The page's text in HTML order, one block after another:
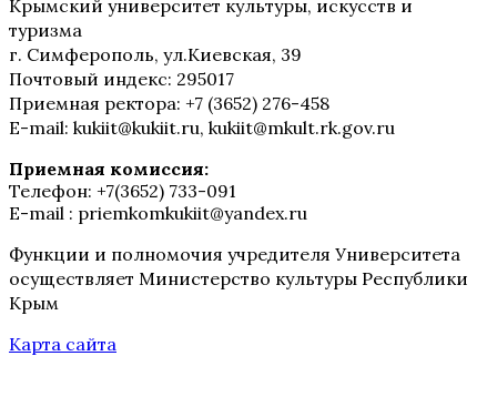
Крымский университет культуры, искусств и
туризма
г. Симферополь, ул.Киевская, 39
Почтовый индекс: 295017
Приемная ректора: +7 (3652) 276-458
E-mail: kukiit@kukiit.ru, kukiit@mkult.rk.gov.ru
Приемная комиссия:
Телефон: +7(3652) 733-091
E-mail : priemkomkukiit@yandex.ru
Функции и полномочия учредителя Университета
осуществляет Министерство культуры Республики
Крым
Карта сайта